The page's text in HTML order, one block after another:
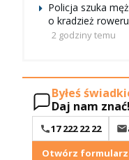
Policja szuka
o kradzież
2 godziny temu
Byłeś
Daj nam znać!
17 222 22 22
Otwórz formularz